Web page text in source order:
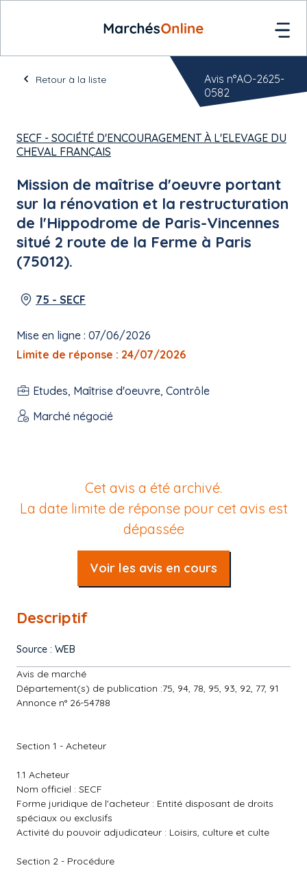
Retour à la liste
SECF - SOCIÉTÉ D'ENCOURAGEMENT À L'ELEVAGE DU
CHEVAL FRANÇAIS
Mission de maîtrise d'oeuvre portant
sur la rénovation et la restructuration
de l'Hippodrome de Paris-Vincennes
situé 2 route de la Ferme à Paris
(75012).
75 - SECF
Mise en ligne : 07/06/2026
Limite de réponse : 24/07/2026
Etudes, Maîtrise d'oeuvre, Contrôle
Marché négocié
Avis n°AO-2625-
0582
Cet avis a été archivé.
La date limite de réponse pour cet avis est
dépassée
Voir les avis en cours
Descriptif
Source : WEB
Avis de marché
Département(s) de publication :75, 94, 78, 95, 93, 92, 77, 91
Annonce n° 26-54788
Section 1 - Acheteur
1.1 Acheteur
Nom officiel : SECF
Forme juridique de l'acheteur : Entité disposant de droits
spéciaux ou exclusifs
Activité du pouvoir adjudicateur : Loisirs, culture et culte
Section 2 - Procédure